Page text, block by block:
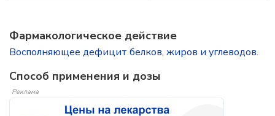
Фармакологическое действие
Восполняющее дефицит белков, жиров и углеводов.
Способ применения и дозы
Реклама